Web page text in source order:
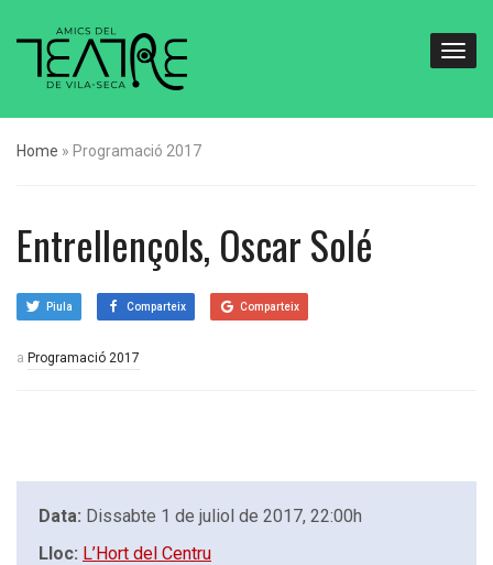
Home » Programació 2017
Entrellençols, Oscar Solé
Piula Comparteix Comparteix
a Programació 2017
Data: Dissabte 1 de juliol de 2017, 22:00h
Lloc: L’Hort del Centru